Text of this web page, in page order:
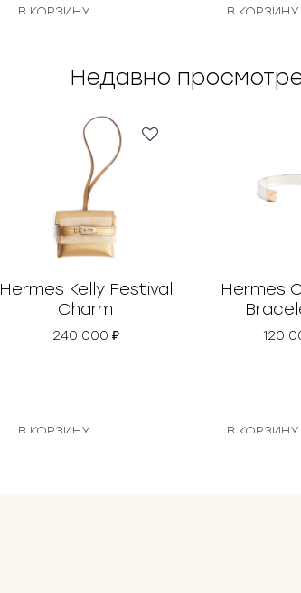
В КОРЗИНУ В КОРЗИНУ
Недавно
Hermes Kelly Festival
Charm
240 000 ₽
В КОРЗИНУ
Hermes
120
В КОРЗИНУ